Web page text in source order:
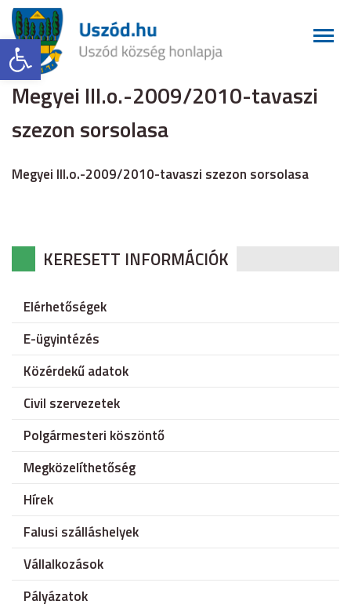
Eszköztár megnyitása
Megyei III.o.-2009/2010-tavaszi
szezon sorsolasa
Megyei III.o.-2009/2010-tavaszi szezon sorsolasa
KERESETT INFORMÁCIÓK
Elérhetőségek
E-ügyintézés
Közérdekű adatok
Civil szervezetek
Polgármesteri köszöntő
Megközelíthetőség
Hírek
Falusi szálláshelyek
Vállalkozások
Pályázatok